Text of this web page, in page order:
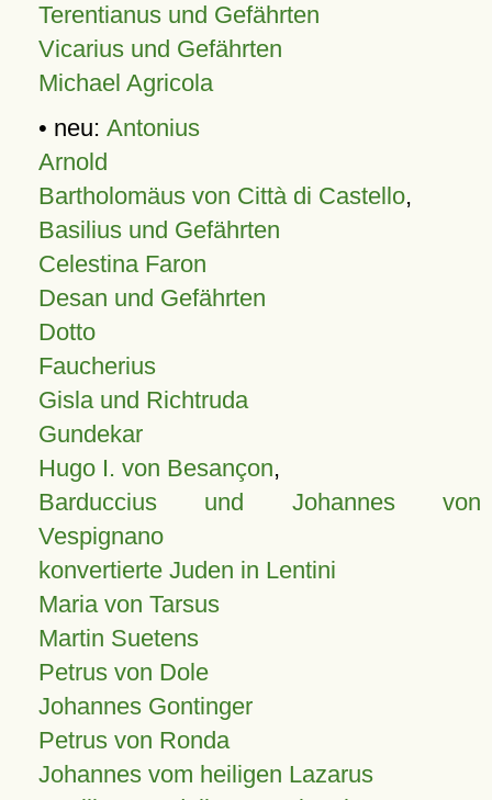
Terentianus und Gefährten
Vicarius und Gefährten
Michael Agricola
• neu: Antonius
Arnold
Bartholomäus von Città di Castello,
Basilius und Gefährten
Celestina Faron
Desan und Gefährten
Dotto
Faucherius
Gisla und Richtruda
Gundekar
Hugo I. von Besançon,
Barduccius und Johannes von
Vespignano
konvertierte Juden in Lentini
Maria von Tarsus
Martin Suetens
Petrus von Dole
Johannes Gontinger
Petrus von Ronda
Johannes vom heiligen Lazarus